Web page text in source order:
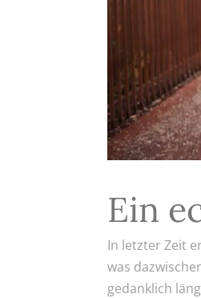
Ein
In letzter Zeit
was
gedanklich